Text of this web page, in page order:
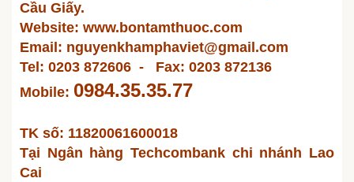
Cầu Giấy.
Website: www.bontamthuoc.com
Email: nguyenkhamphaviet@gmail.com
Tel: 0203 872606 - Fax: 0203 872136
Mobile: 0984.35.35.77
TK số: 11820061600018
Tại Ngân hàng Techcombank chi nhánh Lao
Cai